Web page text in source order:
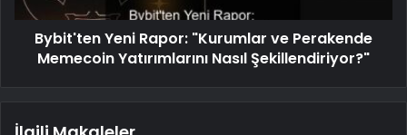
Bybit'ten Yeni Rapor: "Kurumlar ve Perakende
Memecoin Yatırımlarını Nasıl Şekillendiriyor?"